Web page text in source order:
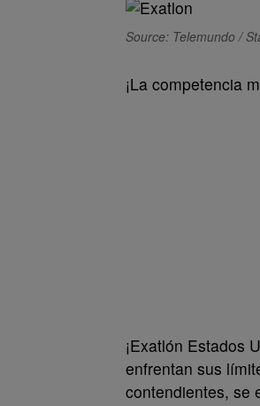
Source: Telemundo /
¡La competencia
¡Exatlón Estados
enfrentan sus
contendientes, se